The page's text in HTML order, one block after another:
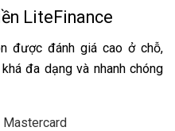
LiteFinance
được đánh giá cao ở chỗ,
đa dạng và nhanh chóng
Mastercard